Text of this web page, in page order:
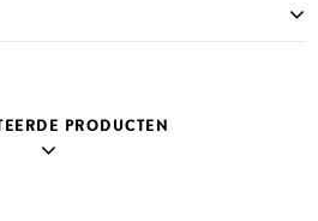
PRODUCTEN